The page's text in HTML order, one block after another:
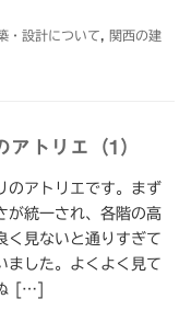
・設計について
関西の建
トリエ（1）
のアトリエです。まず
が統一され、各階の高
く見ないと通りすぎて
ました。よくよく見て
[…]